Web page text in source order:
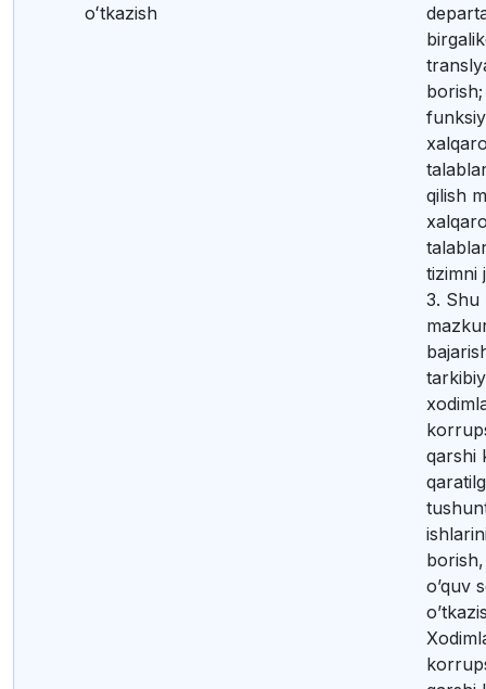
oʻtkazish
qilish
tizimni
3. Shu
qarshi
o’quv